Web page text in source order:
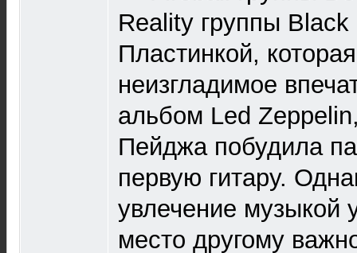
Reality группы
Пластинкой,
неизгладимое
альбом Led
Пейджа побудила
первую гитару.
увлечение музыкой
место другому